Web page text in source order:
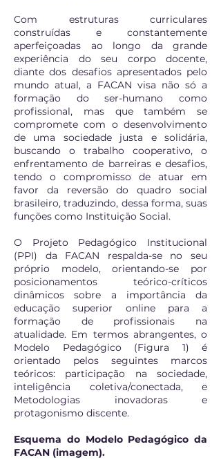
Com estruturas curriculares
construídas e constantemente
aperfeiçoadas ao longo da grande
experiência do seu corpo docente,
diante dos desafios apresentados pelo
mundo atual, a FACAN visa não só a
formação do ser-humano como
profissional, mas que também se
compromete com o desenvolvimento
de uma sociedade justa e solidária,
buscando o trabalho cooperativo, o
enfrentamento de barreiras e desafios,
tendo o compromisso de atuar em
favor da reversão do quadro social
brasileiro, traduzindo, dessa forma, suas
funções como Instituição Social.
O Projeto Pedagógico Institucional
(PPI) da FACAN respalda-se no seu
próprio modelo, orientando-se por
posicionamentos teórico-críticos
dinâmicos sobre a importância da
educação superior online para a
formação de profissionais na
atualidade. Em termos abrangentes, o
Modelo Pedagógico (Figura 1) é
orientado pelos seguintes marcos
teóricos: participação na sociedade,
inteligência coletiva/conectada, e
Metodologias inovadoras e
protagonismo discente.
Esquema do Modelo Pedagógico da
FACAN (imagem).